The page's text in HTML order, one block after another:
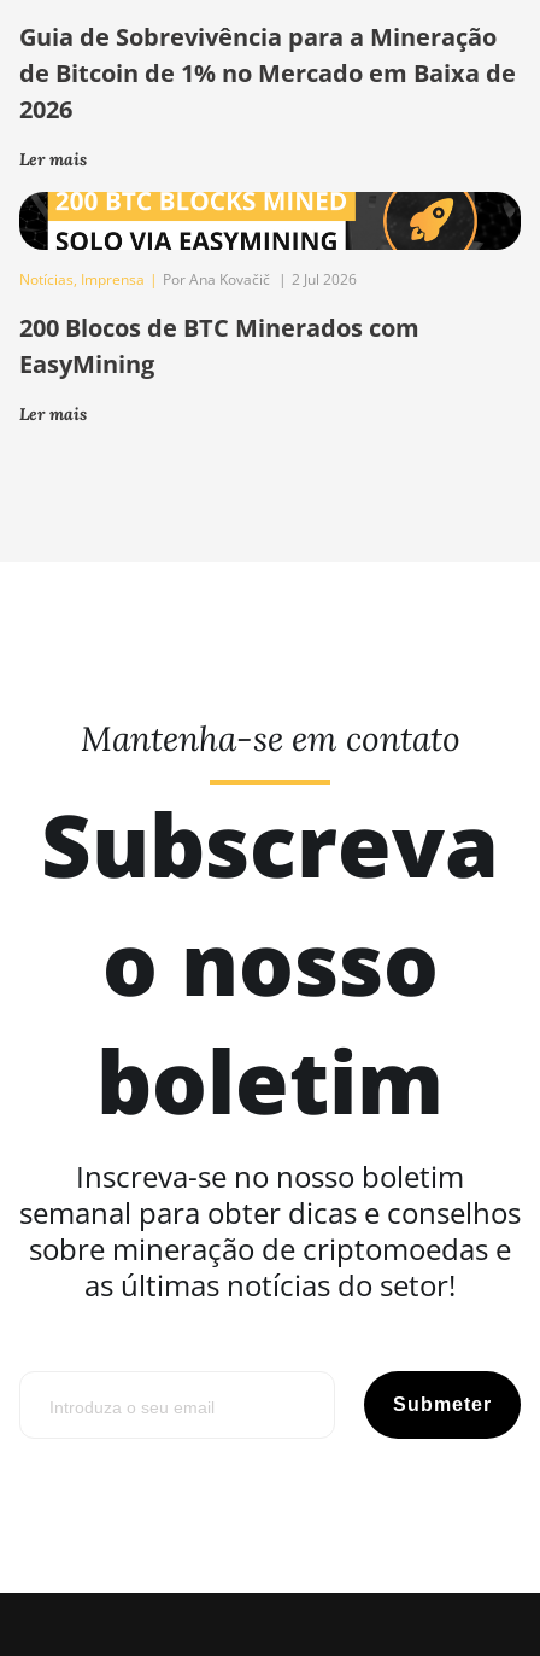
Guia de Sobrevivência para a Mineração
de Bitcoin de 1% no Mercado em Baixa de
2026
Ler mais
Notícias, Imprensa | Por Ana Kovačič | 2 Jul 2026
200 Blocos de BTC Minerados com
EasyMining
Ler mais
Mantenha-se em contato
Subscreva
o nosso
boletim
Inscreva-se no nosso boletim
semanal para obter dicas e conselhos
sobre mineração de criptomoedas e
as últimas notícias do setor!
Submeter